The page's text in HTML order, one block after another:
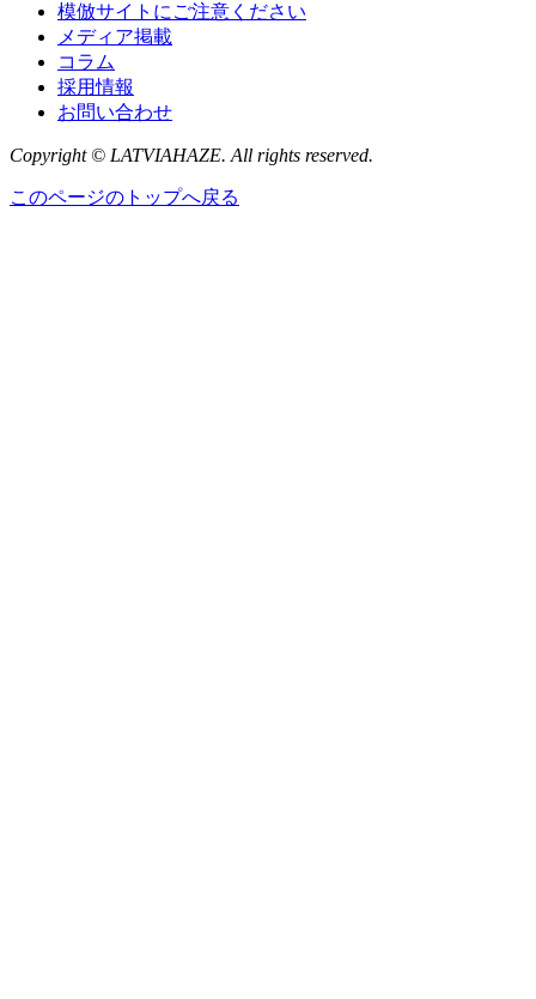
模倣サイトにご注意ください
メディア掲載
コラム
採用情報
お問い合わせ
Copyright © LATVIAHAZE. All rights reserved.
このページのトップへ戻る